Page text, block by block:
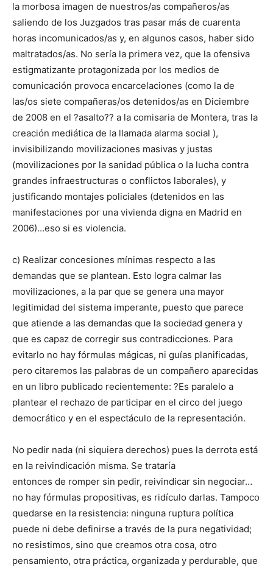
la morbosa imagen de nuestros/as compañeros/as
saliendo de los Juzgados tras pasar más de cuarenta
horas incomunicados/as y, en algunos casos, haber sido
maltratados/as. No sería la primera vez, que la ofensiva
estigmatizante protagonizada por los medios de
comunicación provoca encarcelaciones (como la de
las/os siete compañeras/os detenidos/as en Diciembre
de 2008 en el ?asalto?? a la comisaria de Montera, tras la
creación mediática de la llamada alarma social ),
invisibilizando movilizaciones masivas y justas
(movilizaciones por la sanidad pública o la lucha contra
grandes infraestructuras o conflictos laborales), y
justificando montajes policiales (detenidos en las
manifestaciones por una vivienda digna en Madrid en
2006)…eso si es violencia.
c) Realizar concesiones mínimas respecto a las
demandas que se plantean. Esto logra calmar las
movilizaciones, a la par que se genera una mayor
legitimidad del sistema imperante, puesto que parece
que atiende a las demandas que la sociedad genera y
que es capaz de corregir sus contradicciones. Para
evitarlo no hay fórmulas mágicas, ni guías planificadas,
pero citaremos las palabras de un compañero aparecidas
en un libro publicado recientemente: ?Es paralelo a
plantear el rechazo de participar en el circo del juego
democrático y en el espectáculo de la representación.
No pedir nada (ni siquiera derechos) pues la derrota está
en la reivindicación misma. Se trataría
entonces de romper sin pedir, reivindicar sin negociar…
no hay fórmulas propositivas, es ridículo darlas. Tampoco
quedarse en la resistencia: ninguna ruptura política
puede ni debe definirse a través de la pura negatividad;
no resistimos, sino que creamos otra cosa, otro
pensamiento, otra práctica, organizada y perdurable, que